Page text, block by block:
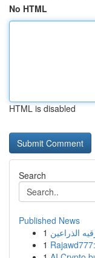
No HTML
HTML is disabled
Search
Published News
1 الذراعين
1